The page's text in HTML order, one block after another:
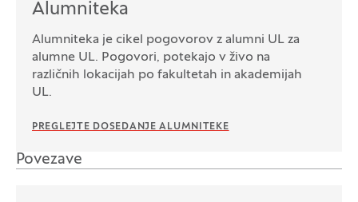
Alumniteka
Alumniteka je cikel pogovorov z alumni UL za
alumne UL. Pogovori, potekajo v živo na
različnih lokacijah po fakultetah in akademijah
UL.
PREGLEJTE DOSEDANJE ALUMNITEKE
Povezave